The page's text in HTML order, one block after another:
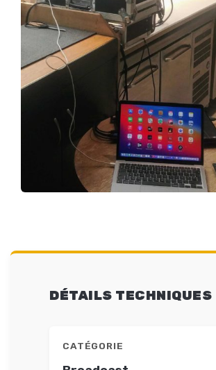
DÉTAILS TECHNIQUES
CATÉGORIE